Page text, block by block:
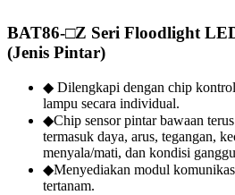
BAT86-□Z Seri Floodlight
(Jenis Pintar)
◆ Dilengkapi dengan chip
lampu secara individual.
◆Chip sensor pintar bawaan
termasuk daya, arus, tegangan,
menyala/mati, dan kondisi
◆Menyediakan modul
tertanam.